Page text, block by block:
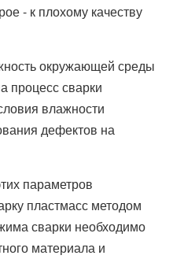
- к плохому качеству
окружающей среды
процесс сварки
влажности
дефектов на
параметров
пластмасс методом
сварки необходимо
материала и